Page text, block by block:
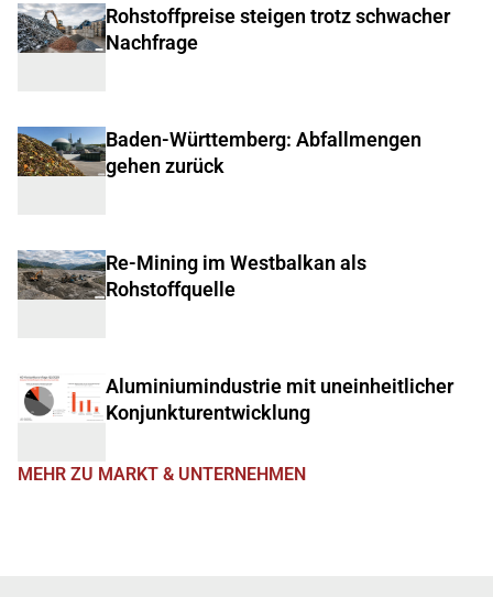
Rohstoffpreise steigen trotz schwacher
Nachfrage
Baden-Württemberg: Abfallmengen
gehen zurück
Re-Mining im Westbalkan als
Rohstoffquelle
Aluminiumindustrie mit uneinheitlicher
Konjunkturentwicklung
MEHR ZU MARKT & UNTERNEHMEN